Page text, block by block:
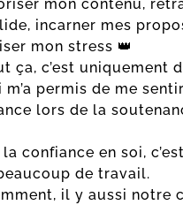
mon contenu,
incarner mes
mon stress 👑
ça, c’est uniquement
m’a permis de me
lors de la
confiance en soi,
de travail.
il y aussi notre